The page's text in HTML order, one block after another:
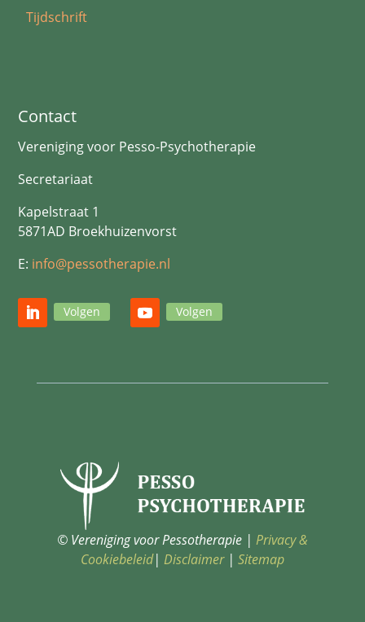
Tijdschrift
Contact
Vereniging voor Pesso-Psychotherapie
Secretariaat
Kapelstraat 1
5871AD Broekhuizenvorst
E: info@pessotherapie.nl
Volgen Volgen
© Vereniging voor Pessotherapie | Privacy &
Cookiebeleid| Disclaimer| Sitemap